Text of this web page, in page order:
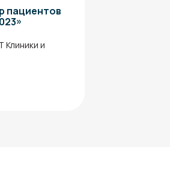
пациентов
и